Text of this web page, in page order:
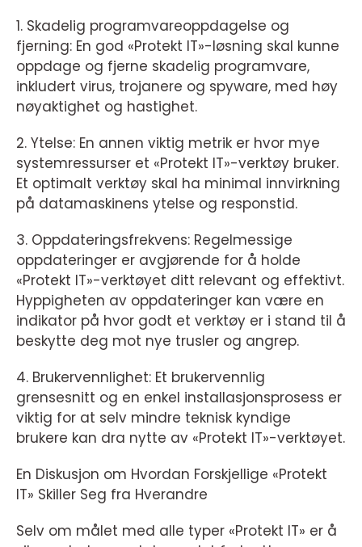
1. Skadelig programvareoppdagelse og
fjerning: En god «Protekt IT»-løsning skal kunne
oppdage og fjerne skadelig programvare,
inkludert virus, trojanere og spyware, med høy
nøyaktighet og hastighet.
2. Ytelse: En annen viktig metrik er hvor mye
systemressurser et «Protekt IT»-verktøy bruker.
Et optimalt verktøy skal ha minimal innvirkning
på datamaskinens ytelse og responstid.
3. Oppdateringsfrekvens: Regelmessige
oppdateringer er avgjørende for å holde
«Protekt IT»-verktøyet ditt relevant og effektivt.
Hyppigheten av oppdateringer kan være en
indikator på hvor godt et verktøy er i stand til å
beskytte deg mot nye trusler og angrep.
4. Brukervennlighet: Et brukervennlig
grensesnitt og en enkel installasjonsprosess er
viktig for at selv mindre teknisk kyndige
brukere kan dra nytte av «Protekt IT»-verktøyet.
En Diskusjon om Hvordan Forskjellige «Protekt
IT» Skiller Seg fra Hverandre
Selv om målet med alle typer «Protekt IT» er å